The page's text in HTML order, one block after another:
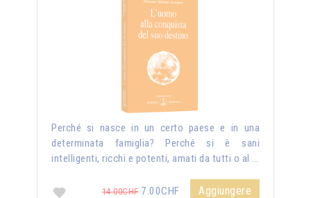
Perché si nasce in un certo paese e in una
determinata famiglia? Perché si è sani
intelligenti, ricchi e potenti, amati da tutti o al …
14.00CHF7.00CHF Aggiungere